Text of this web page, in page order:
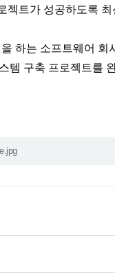
젝트가 성공하도록
하는 소프트웨어 회
템 구축 프로젝트를